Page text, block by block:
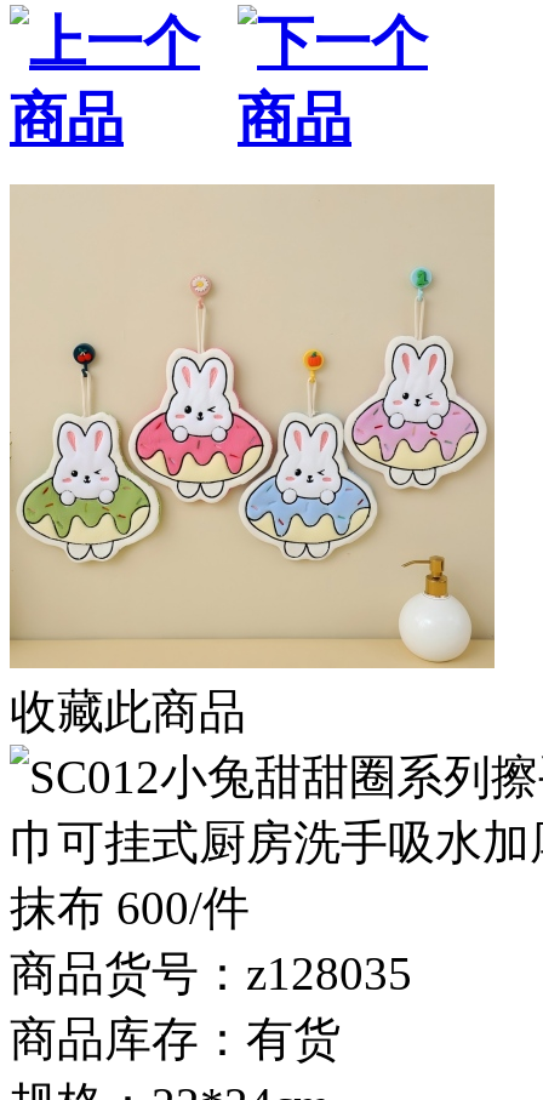
收藏此商品
商品货号：z128035
商品库存：有货